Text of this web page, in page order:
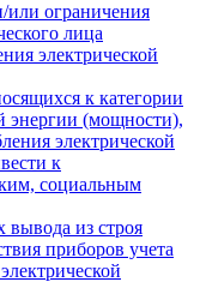
или ограничения
лица
электрической
к категории
энергии (мощности),
электрической
к
социальным
вывода из строя
приборов учета